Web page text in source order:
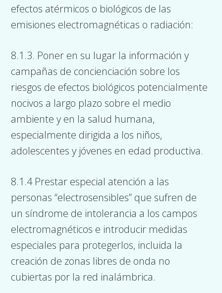
efectos atérmicos o biológicos de las
emisiones electromagnéticas o radiación:
8.1.3. Poner en su lugar la información y
campañas de concienciación sobre los
riesgos de efectos biológicos potencialmente
nocivos a largo plazo sobre el medio
ambiente y en la salud humana,
especialmente dirigida a los niños,
adolescentes y jóvenes en edad productiva.
8.1.4 Prestar especial atención a las
personas “electrosensibles” que sufren de
un síndrome de intolerancia a los campos
electromagnéticos e introducir medidas
especiales para protegerlos, incluida la
creación de zonas libres de onda no
cubiertas por la red inalámbrica.